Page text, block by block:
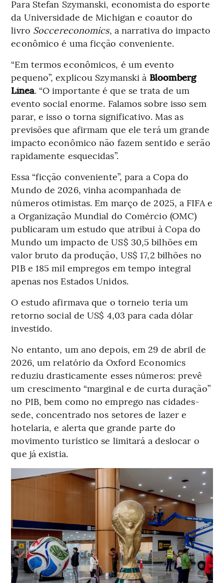
Para Stefan Szymanski, economista do esporte
da Universidade de Michigan e coautor do
livro Soccereconomics, a narrativa do impacto
econômico é uma ficção conveniente.
“Em termos econômicos, é um evento
pequeno”, explicou Szymanski à Bloomberg
Línea. “O importante é que se trata de um
evento social enorme. Falamos sobre isso sem
parar, e isso o torna significativo. Mas as
previsões que afirmam que ele terá um grande
impacto econômico não fazem sentido e serão
rapidamente esquecidas”.
Essa “ficção conveniente”, para a Copa do
Mundo de 2026, vinha acompanhada de
números otimistas. Em março de 2025, a FIFA e
a Organização Mundial do Comércio (OMC)
publicaram um estudo que atribui à Copa do
Mundo um impacto de US$ 30,5 bilhões em
valor bruto da produção, US$ 17,2 bilhões no
PIB e 185 mil empregos em tempo integral
apenas nos Estados Unidos.
O estudo afirmava que o torneio teria um
retorno social de US$ 4,03 para cada dólar
investido.
No entanto, um ano depois, em 29 de abril de
2026, um relatório da Oxford Economics
reduziu drasticamente esses números: prevê
um crescimento “marginal e de curta duração”
no PIB, bem como no emprego nas cidades-
sede, concentrado nos setores de lazer e
hotelaria, e alerta que grande parte do
movimento turístico se limitará a deslocar o
que já existia.